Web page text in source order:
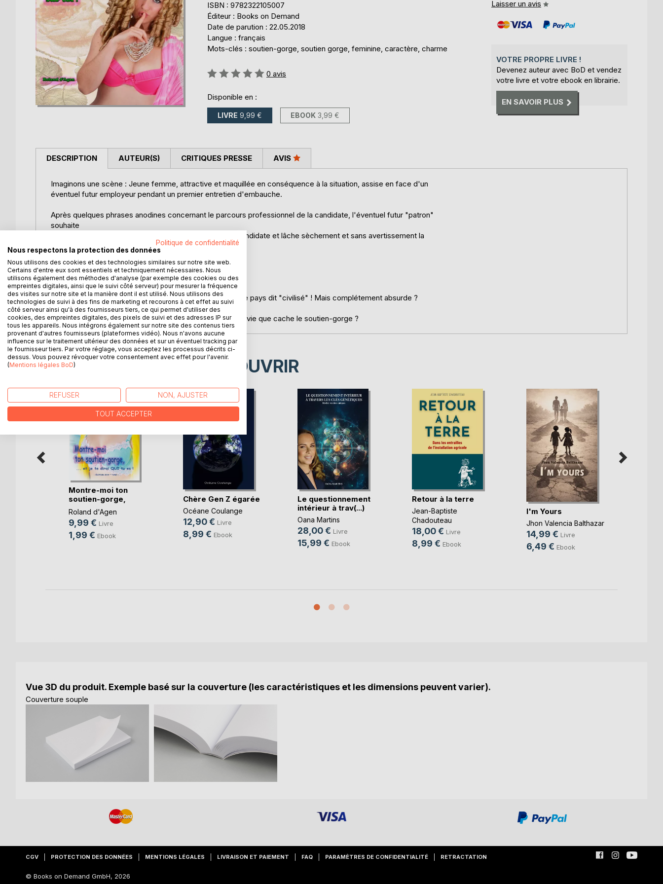
ISBN : 9782322105007
Éditeur : Books on Demand
Date de parution : 22.05.2018
Langue : français
Mots-clés : soutien-gorge, soutien gorge, feminine, caractère, charme
Évaluation:
0 avis
Disponible en :
LIVRE 9,99 € EBOOK 3,99 €
Laisser un avis
VOTRE PROPRE LIVRE !
Devenez auteur avec BoD et vendez
votre livre et votre ebook en librairie.
EN SAVOIR PLUS
DESCRIPTION
Imaginons une scène : Jeune femme, attractive et maquillée en conséquence à la situation, assise en face d'un
éventuel futur employeur pendant un premier entretien d'embauche.
Après quelques phrases anodines concernant le parcours professionnel de la candidate, l'éventuel futur "patron"
souhaite
en connaître un peu plus sur le caractère et la vie de la candidate et lâche sèchement et sans avertissement la
phrase :
"Montre-moi votre soutien-gorge !"
....... et ploufff !
Situation inimaginable ! ... au moins en France ou tout autre pays dit "civilisé" ! Mais complétement absurde ?
Sommes-nous conscientes de tous les secrets sur notre vie que cache le soutien-gorge ?
AUTEUR(S) CRITIQUES PRESSE AVIS
D’AUTRES TITRES À DÉCOUVRIR
Montre-moi ton
soutien-gorge,
...e(...)
Roland d'Agen
9,99 € Livre
1,99 € Ebook
Chère Gen Z égarée
Océane Coulange
12,90 € Livre
8,99 € Ebook
Le questionnement
intérieur à trav(...)
Oana Martins
28,00 € Livre
15,99 € Ebook
Retour à la terre
Jean-Baptiste
Chadouteau
18,00 € Livre
8,99 € Ebook
I'm Yours
Jhon Valencia Balthazar
14,99 € Livre
6,49 € Ebook
Vue 3D du produit. Exemple basé sur la couverture (les caractéristiques et les dimensions peuvent varier).
Couverture souple
CGV PROTECTION DES DONNÉES MENTIONS LÉGALES LIVRAISON ET PAIEMENT FAQ PARAMÈTRES DE CONFIDENTIALITÉ RETRACTATION
© Books on Demand GmbH, 2026
Politique de confidentialité
Nous respectons la protection des données
Nous utilisons des cookies et des technologies similaires sur notre site web.
Certains d'entre eux sont essentiels et techniquement nécessaires. Nous
utilisons également des méthodes d'analyse (par exemple des cookies ou des
empreintes digitales, ainsi que le suivi côté serveur) pour mesurer la fréquence
des visites sur notre site et la manière dont il est utilisé. Nous utilisons des
technologies de suivi à des fins de marketing et recourons à cet effet au suivi
côté serveur ainsi qu'à des fournisseurs tiers, ce qui permet d'utiliser des
cookies, des empreintes digitales, des pixels de suivi et des adresses IP sur
tous les appareils. Nous intégrons également sur notre site des contenus tiers
provenant d'autres fournisseurs (plateformes vidéo). Nous n'avons aucune
influence sur le traitement ultérieur des données et sur un éventuel tracking par
le fournisseur tiers. Par votre réglage, vous acceptez les processus décrits ci-
dessus. Vous pouvez révoquer votre consentement avec effet pour l'avenir.
(Mentions légales BoD)
REFUSER NON, AJUSTER
TOUT ACCEPTER